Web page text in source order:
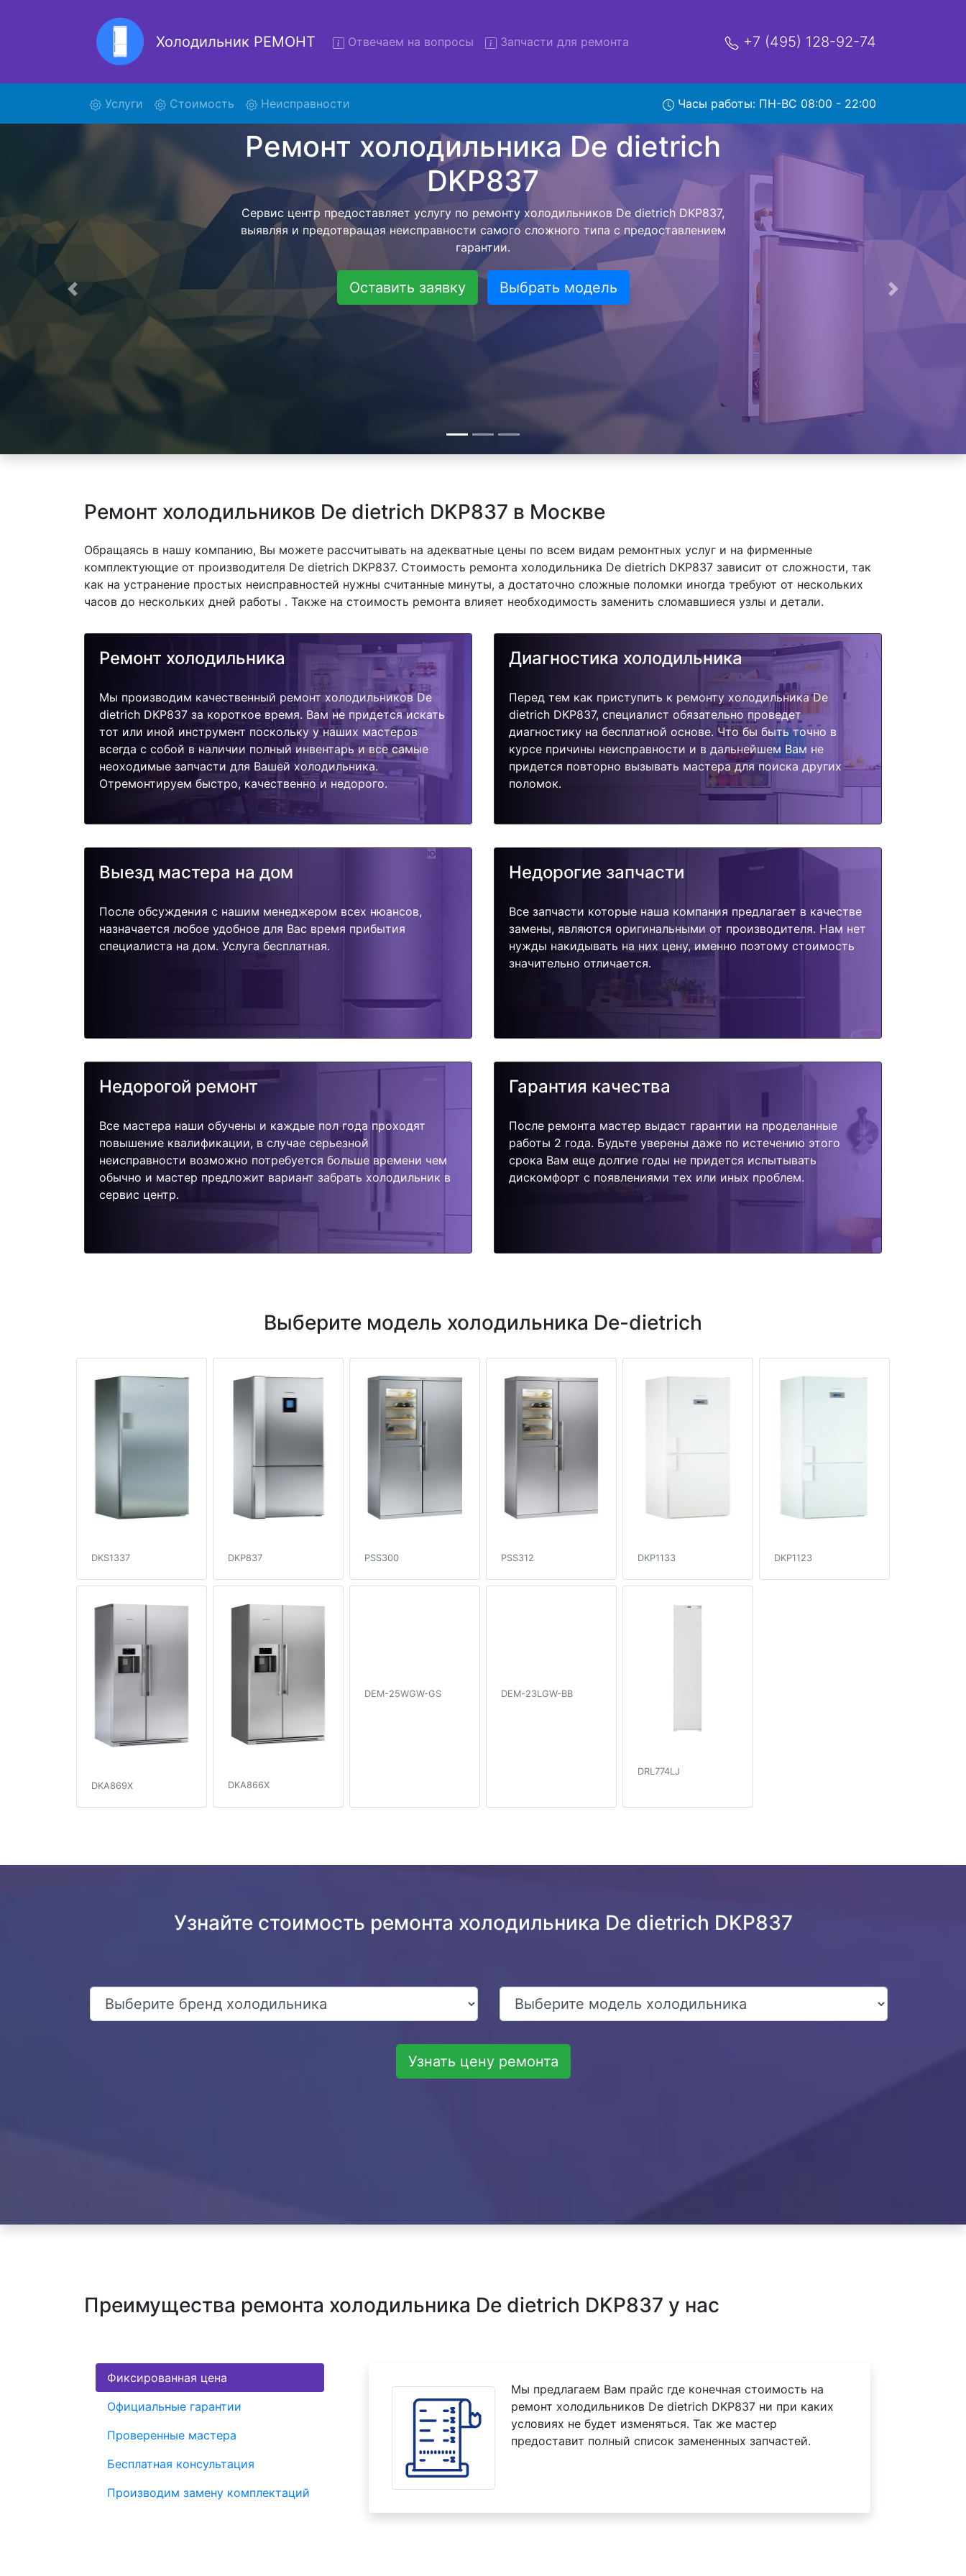
Холодильник РЕМОНТ Отвечаем на вопросы Запчасти для ремонта +7 (495) 128-92-74
Услуги (current)Стоимость Неисправности Часы работы: ПН-ВС 08:00 - 22:00
Ремонт холодильников с вывозом - чтобы клиент не тратил свое время и деньги на
поиски курьерской службы, наш мастер сам заберет холодильник De dietrich
DKP837 и отвезет в сервисный центр. Ремонт холодильника De dietrich DKP837
осуществляется внутри сервисного центра, тем самым Вам не предстоит ожидать
мастера как закончит с ремонтом. Перед тем как холодильная техника сдается,
согласовывается конечная стоимость работ и в дальнейшем фиксируется.
Перечень бесплатных услуг от компании - Доставка холодильников , выезд
специалиста, консультирование и диагностика.
Оставить заявку Выбрать модель
Предыдущая Следующая
Ремонт холодильников De dietrich DKP837 в Москве
Обращаясь в нашу компанию, Вы можете рассчитывать на адекватные цены по всем видам ремонтных услуг и на фирменные
комплектующие от производителя De dietrich DKP837. Стоимость ремонта холодильника De dietrich DKP837 зависит от сложности, так
как на устранение простых неисправностей нужны считанные минуты, а достаточно сложные поломки иногда требуют от нескольких
часов до нескольких дней работы . Также на стоимость ремонта влияет необходимость заменить сломавшиеся узлы и детали.
Ремонт холодильника
Мы производим качественный ремонт холодильников De
dietrich DKP837 за короткое время. Вам не придется искать
тот или иной инструмент поскольку у наших мастеров
всегда с собой в наличии полный инвентарь и все самые
неоходимые запчасти для Вашей холодильника.
Отремонтируем быстро, качественно и недорого.
Диагностика холодильника
Перед тем как приступить к ремонту холодильника De
dietrich DKP837, специалист обязательно проведет
диагностику на бесплатной основе. Что бы быть точно в
курсе причины неисправности и в дальнейшем Вам не
придется повторно вызывать мастера для поиска других
поломок.
Выезд мастера на дом
После обсуждения с нашим менеджером всех нюансов,
назначается любое удобное для Вас время прибытия
специалиста на дом. Услуга бесплатная.
Недорогие запчасти
Все запчасти которые наша компания предлагает в качестве
замены, являются оригинальными от производителя. Нам нет
нужды накидывать на них цену, именно поэтому стоимость
значительно отличается.
Недорогой ремонт
Все мастера наши обучены и каждые пол года проходят
повышение квалификации, в случае серьезной
неисправности возможно потребуется больше времени чем
обычно и мастер предложит вариант забрать холодильник в
сервис центр.
Гарантия качества
После ремонта мастер выдаст гарантии на проделанные
работы 2 года. Будьте уверены даже по истечению этого
срока Вам еще долгие годы не придется испытывать
дискомфорт с появлениями тех или иных проблем.
Выберите модель холодильника De-dietrich
DKS1337 DKP837 PSS300 PSS312 DKP1133 DKP1123
DKA869X DKA866X
DEM-25WGW-GS DEM-23LGW-BB
DRL774LJ
Узнайте стоимость ремонта холодильника De dietrich DKP837
Узнать цену ремонта
Преимущества ремонта холодильника De dietrich DKP837 у нас
Фиксированная цена
Официальные гарантии
Проверенные мастера
Бесплатная консультация
Производим замену комплектаций
Мы предлагаем Вам прайс где конечная стоимость на
ремонт холодильников De dietrich DKP837 ни при каких
условиях не будет изменяться. Так же мастер
предоставит полный список замененных запчастей.